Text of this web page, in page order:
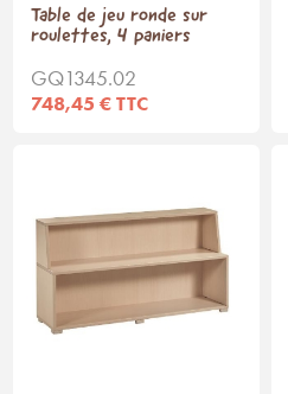
Table de jeu ronde sur
roulettes, 4 paniers
GQ1345.02
748,45 € TTC